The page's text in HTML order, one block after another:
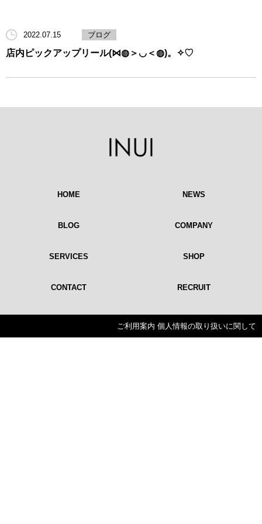
2022.07.15 ブログ
店内ピックアップリール(⋈◍＞◡＜◍)。✧♡
HOME NEWS
BLOG COMPANY
SERVICES SHOP
CONTACT RECRUIT
ご利用案内 個人情報の取り扱いに関して